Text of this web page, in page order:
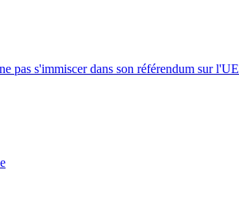
pas s'immiscer dans son référendum sur l'UE